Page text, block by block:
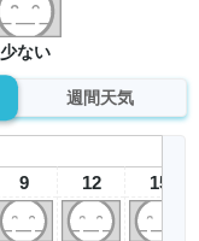
少ない
週間天気
9 12 15